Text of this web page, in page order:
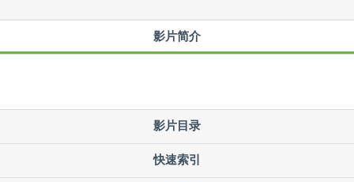
影片简介
影片目录
快速索引